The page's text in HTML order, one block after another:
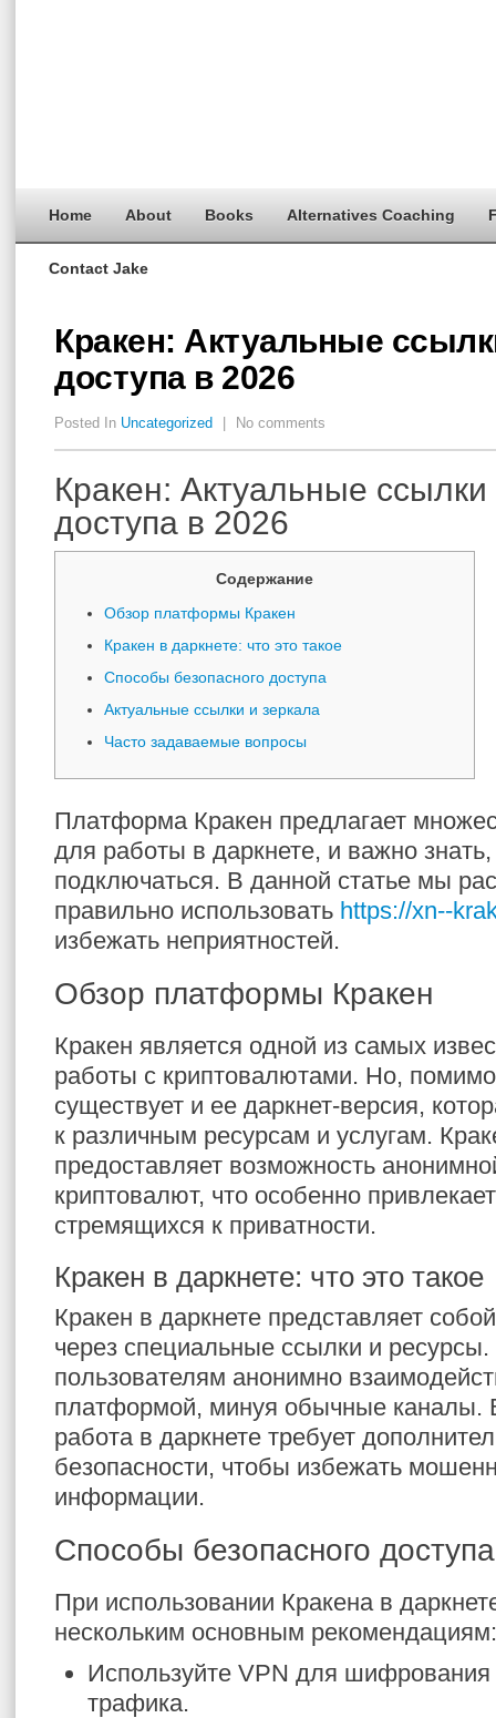
Home About Books Alternatives Coaching
Contact Jake
Кракен: Актуальные
доступа в 2026
Posted In Uncategorized No comments
Кракен: Актуальные
доступа в 2026
Содержание
Обзор платформы Кракен
Кракен в даркнете: что это такое
Способы безопасного доступа
Актуальные ссылки и зеркала
Часто задаваемые вопросы
Платформа Кракен предлагает
для работы в даркнете, и важно
подключаться. В данной статье мы
правильно использовать https://xn--
избежать неприятностей.
Обзор платформы Кракен
Кракен является одной из самых
работы с криптовалютами. Но, помимо
существует и ее даркнет-версия,
к различным ресурсам и услугам.
предоставляет возможность
криптовалют, что особенно
стремящихся к приватности.
Кракен в даркнете: что это такое
Кракен в даркнете представляет
через специальные ссылки и ресурсы.
пользователям анонимно
платформой, минуя обычные каналы.
работа в даркнете требует
безопасности, чтобы избежать
информации.
Способы безопасного доступа
При использовании Кракена в
нескольким основным рекомендациям:
Используйте VPN для шифрования
трафика.